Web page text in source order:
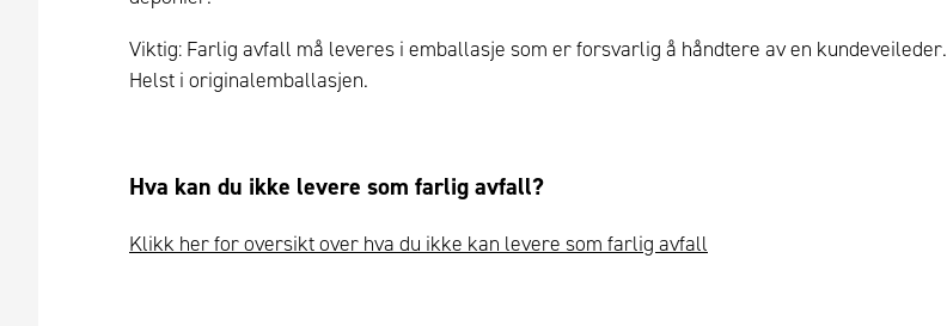
Viktig: Farlig avfall må leveres i emballasje som er forsvarlig å håndtere av en kundeveileder.
Helst i originalemballasjen.
Hva kan du ikke levere som farlig avfall?
Klikk her for oversikt over hva du ikke kan levere som farlig avfall